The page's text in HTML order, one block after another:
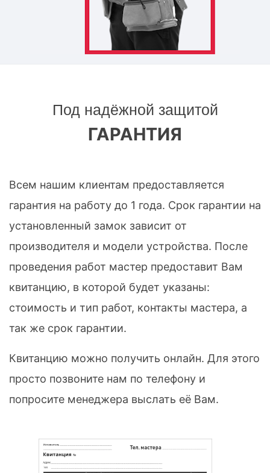
Под надёжной защитой
ГАРАНТИЯ
Всем нашим клиентам предоставляется
гарантия на работу до 1 года. Срок гарантии на
установленный замок зависит от
производителя и модели устройства. После
проведения работ мастер предоставит Вам
квитанцию, в которой будет указаны:
стоимость и тип работ, контакты мастера, а
так же срок гарантии.
Квитанцию можно получить онлайн. Для этого
просто позвоните нам по телефону и
попросите менеджера выслать её Вам.